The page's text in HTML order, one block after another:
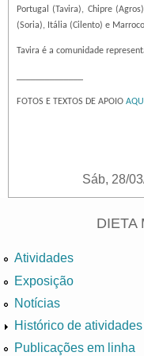
Portugal (Tavira), Chipre
(Soria), Itália (Cilento) e
Tavira é a comunidade
FOTOS E TEXTOS DE APOIO AQUI
Sáb, 28/
DIETA
Atividades
Exposição
Notícias
Histórico de atividades
Publicações em linha